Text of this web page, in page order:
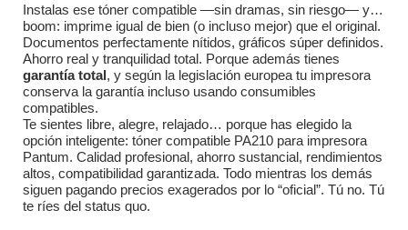
Instalas ese tóner compatible —sin dramas, sin riesgo— y…
boom: imprime igual de bien (o incluso mejor) que el original.
Documentos perfectamente nítidos, gráficos súper definidos.
Ahorro real y tranquilidad total. Porque además tienes
garantía total, y según la legislación europea tu impresora
conserva la garantía incluso usando consumibles
compatibles.
Te sientes libre, alegre, relajado… porque has elegido la
opción inteligente: tóner compatible PA210 para impresora
Pantum. Calidad profesional, ahorro sustancial, rendimientos
altos, compatibilidad garantizada. Todo mientras los demás
siguen pagando precios exagerados por lo “oficial”. Tú no. Tú
te ríes del status quo.